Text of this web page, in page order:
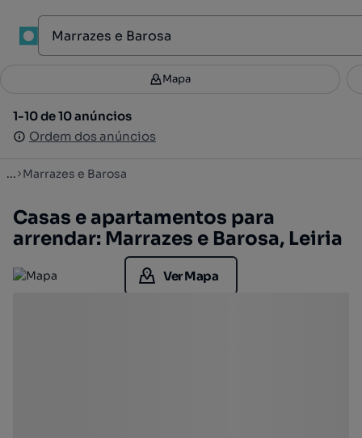
Filtros 2
1-10 de 10 anúncios
Ordem dos anúncios
Mapa
1-10 de 10 anúncios
Ordem dos anúncios
... Marrazes e Barosa
Casas e apartamentos para
arrendar: Marrazes e Barosa, Leiria
Ver Mapa